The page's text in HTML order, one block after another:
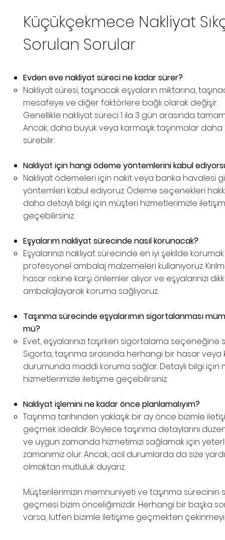
Küçükçekmece Nakliyat
Sorulan Sorular
Evden eve nakliyat süreci ne kadar sürer?
Nakliyat süresi, taşınacak eşyaların miktarına,
mesafeye ve diğer faktörlere bağlı olarak değişir.
Genellikle nakliyat süreci 1 ila 3 gün arasında
Ancak, daha büyük veya karmaşık taşınmalar daha
sürebilir.
Nakliyat için hangi ödeme yöntemlerini kabul
Nakliyat ödemeleri için nakit veya banka havalesi
yöntemleri kabul ediyoruz. Ödeme seçenekleri
daha detaylı bilgi için müşteri hizmetlerimizle
geçebilirsiniz.
Eşyalarım nakliyat sürecinde nasıl korunacak?
Eşyalarınızı nakliyat sürecinde en iyi şekilde
profesyonel ambalaj malzemeleri kullanıyoruz.
hasar riskine karşı önlemler alıyor ve eşyalarınızı
ambalajlayarak koruma sağlıyoruz.
Taşınma sürecinde eşyalarımın sigortalanması
mü?
Evet, eşyalarınızı taşırken sigortalama seçeneğine
Sigorta, taşınma sırasında herhangi bir hasar veya
durumunda maddi koruma sağlar. Detaylı bilgi için
hizmetlerimizle iletişime geçebilirsiniz.
Nakliyat işlemini ne kadar önce planlamalıyım?
Taşınma tarihinden yaklaşık bir ay önce bizimle
geçmek idealdir. Böylece taşınma detaylarını
ve uygun zamanda hizmetimizi sağlamak için
zamanımız olur. Ancak, acil durumlarda da size
olmaktan mutluluk duyarız.
Müşterilerimizin memnuniyeti ve taşınma sürecinin
geçmesi bizim önceliğimizdir. Herhangi bir başka
varsa, lütfen bizimle iletişime geçmekten